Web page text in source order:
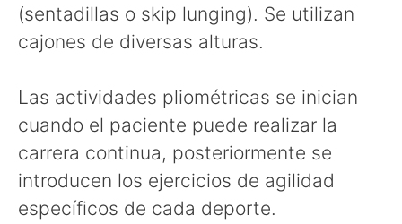
(sentadillas o skip lunging). Se utilizan
cajones de diversas alturas.
Las actividades pliométricas se inician
cuando el paciente puede realizar la
carrera continua, posteriormente se
introducen los ejercicios de agilidad
específicos de cada deporte.